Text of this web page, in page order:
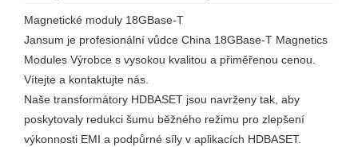
Magnetické moduly 18GBase-T
Jansum je profesionální vůdce China 18GBase-T Magnetics
Modules Výrobce s vysokou kvalitou a přiměřenou cenou.
Vítejte a kontaktujte nás.
Naše transformátory HDBASET jsou navrženy tak, aby
poskytovaly redukci šumu běžného režimu pro zlepšení
výkonnosti EMI a podpůrné síly v aplikacích HDBASET.